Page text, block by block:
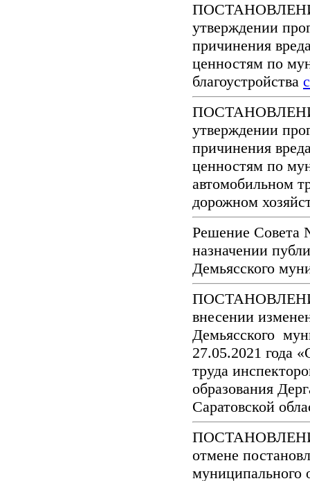
ПОСТАНОВЛЕНИЕ
утверждении
причинения
ценностям по
благоустройства
ПОСТАНОВЛЕНИЕ
утверждении
причинения
ценностям по
автомобильном
дорожном
Решение Совета
назначении
Демьясского
внесении
Демьясского
27.05.2021 года
труда
образования
Саратовской
отмене
муниципального